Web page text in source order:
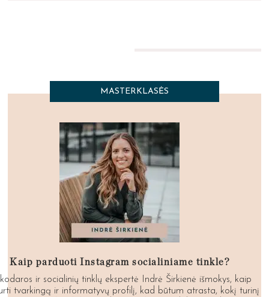
MASTERKLASĖS
Kaip parduoti Instagram socialiniame tinkle?
ir socialinių tinklų ekspertė Indrė Širkienė išmokys, kaip
tvarkingą ir informatyvų profilį, kad būtum atrasta, kokį turinį